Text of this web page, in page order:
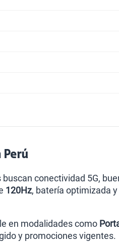
Perú
conectividad 5G,
120Hz, batería optimizada
en modalidades como
y promociones vigentes.